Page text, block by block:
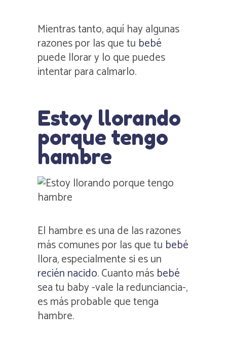
Mientras tanto, aquí hay algunas
razones por las que tu bebé
puede llorar y lo que puedes
intentar para calmarlo.
Estoy llorando
porque tengo
hambre
El hambre es una de las razones
más comunes por las que tu bebé
llora, especialmente si es un
recién nacido. Cuanto más bebé
sea tu baby -vale la redunciancia-,
es más probable que tenga
hambre.